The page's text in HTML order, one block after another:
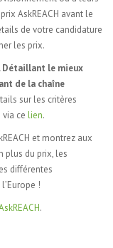
AskREACH avant le
de votre candidature
les prix.
Détaillant le mieux
de la chaîne
sur les critères
ce lien.
et montrez aux
plus du prix, les
différentes
!
.